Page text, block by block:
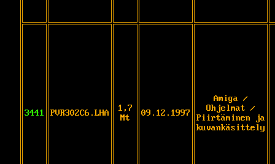
3441 PVR302C6.LHA
1,7
Mt
09.12.1997
Amiga /
Ohjelmat /
Piirtäminen ja
kuvankäsittely